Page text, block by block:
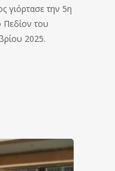
γιόρτασε την 5η
Πεδίον του
2025.